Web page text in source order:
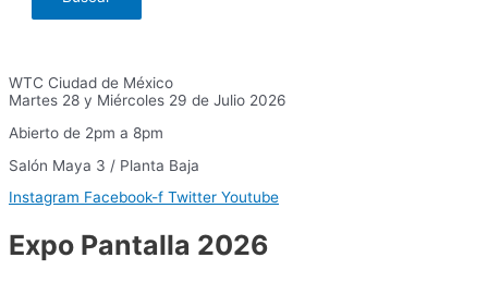
WTC Ciudad de México
Martes 28 y Miércoles 29 de Julio 2026
Abierto de 2pm a 8pm
Salón Maya 3 / Planta Baja
Instagram Facebook-f Twitter Youtube
Expo Pantalla 2026